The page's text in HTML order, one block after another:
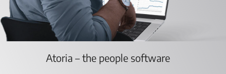
Atoria – the people software